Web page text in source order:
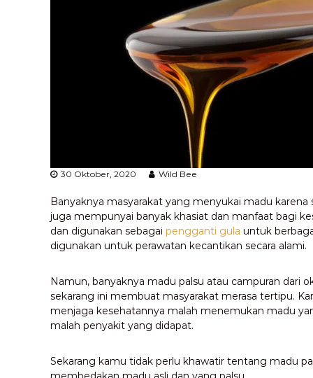
30 Oktober, 2020 Wild Bee
Banyaknya masyarakat yang menyukai madu
juga mempunyai banyak khasiat dan manfaat bagi
dan digunakan sebagai pengganti gula untuk
digunakan untuk perawatan kecantikan secara alami.
Namun, banyaknya madu palsu atau campuran dari
sekarang ini membuat masyarakat merasa tertipu.
menjaga kesehatannya malah menemukan madu
malah penyakit yang didapat.
Sekarang kamu tidak perlu khawatir tentang madu